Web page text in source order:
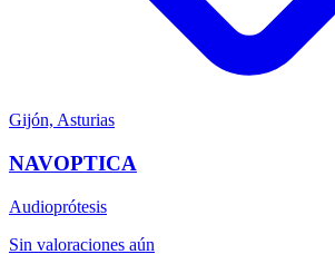
Gijón, Asturias
NAVOPTICA
Audioprótesis
Sin valoraciones aún